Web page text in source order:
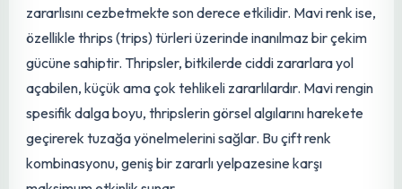
renge karşı güçlü bir çekim hissederler. Bu, onların besin
bulma ve üreme alanlarını tespit etme içgüdüsünün bir
parçasıdır. Sarı renk, genel olarak yaprak bitleri (afidler),
beyazsinekler, yaprak galeri sinekleri (leaf miners) ve
mantar sinekleri (fungus gnats) gibi birçok yaygın sera
zararlısını cezbetmekte son derece etkilidir. Mavi renk ise,
özellikle thrips (trips) türleri üzerinde inanılmaz bir çekim